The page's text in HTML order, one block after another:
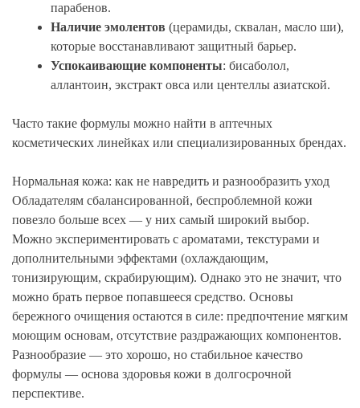
парабенов.
Наличие эмолентов (церамиды, сквалан, масло ши),
которые восстанавливают защитный барьер.
Успокаивающие компоненты: бисаболол,
аллантоин, экстракт овса или центеллы азиатской.
Часто такие формулы можно найти в аптечных
косметических линейках или специализированных брендах.
Нормальная кожа: как не навредить и разнообразить уход
Обладателям сбалансированной, беспроблемной кожи
повезло больше всех — у них самый широкий выбор.
Можно экспериментировать с ароматами, текстурами и
дополнительными эффектами (охлаждающим,
тонизирующим, скрабирующим). Однако это не значит, что
можно брать первое попавшееся средство. Основы
бережного очищения остаются в силе: предпочтение мягким
моющим основам, отсутствие раздражающих компонентов.
Разнообразие — это хорошо, но стабильное качество
формулы — основа здоровья кожи в долгосрочной
перспективе.